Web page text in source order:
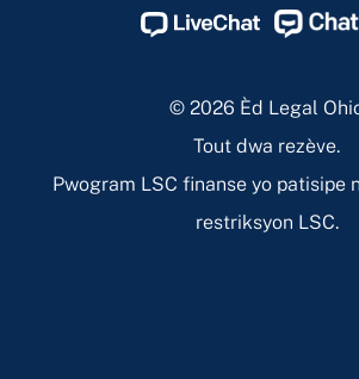
Ohio
Page
Ohio
Page
Ohio
Page
© 2026 Èd Legal
Tout dwa rezève.
Pwogram LSC finanse yo patisipe
restriksyon LSC.